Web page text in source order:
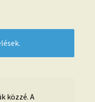
közzé. A